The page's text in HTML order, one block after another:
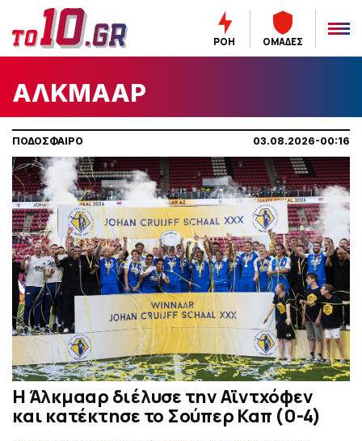
ΡΟΗ ΟΜΑΔΕΣ
ΑΛΚΜΑΑΡ
ΠΟΔΟΣΦΑΙΡΟ 03.08.2026-00:16
Η Άλκμααρ διέλυσε την Αϊντχόφεν
και κατέκτησε το Σούπερ Καπ (0-4)